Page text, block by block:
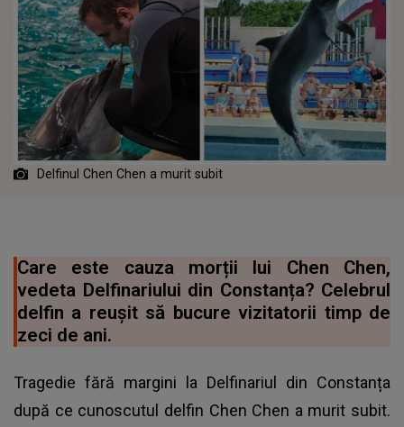
Delfinul Chen Chen a murit subit
Care este cauza morții lui Chen Chen,
vedeta Delfinariului din Constanța? Celebrul
delfin a reușit să bucure vizitatorii timp de
zeci de ani.
Tragedie fără margini la Delfinariul din Constanța
după ce cunoscutul delfin Chen Chen a murit subit.